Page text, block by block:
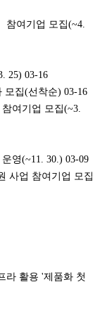
참여기업 모집(~4.
25) 03-16
모집(선착순) 03-16
여기업 모집(~3.
영(~11. 30.) 03-09
사업 참여기업 모집
라 활용 '제품화 첫